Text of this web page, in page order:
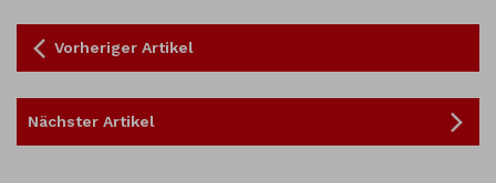
Vorheriger Artikel
Nächster Artikel